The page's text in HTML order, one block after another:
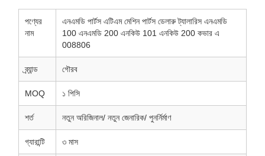
পণ্যের
নাম
এনএমডি পার্টস এটিএম মেশিন পার্টস ডেলারু ট্যালারিস এনএমডি
100 এনএমডি 200 এনকিউ 101 এনকিউ 200 কভার এ
008806
ব্র্যান্ড গৌরব
MOQ ১ পিসি
শর্ত নতুন অরিজিনাল/ নতুন জেনারিক/ পুনর্নির্মাণ
গ্যারান্টি ৩ মাস